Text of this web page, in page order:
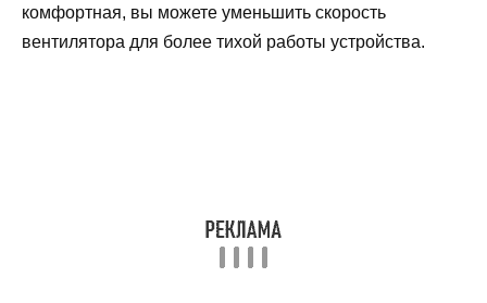
комфортная, вы можете уменьшить скорость
вентилятора для более тихой работы устройства.